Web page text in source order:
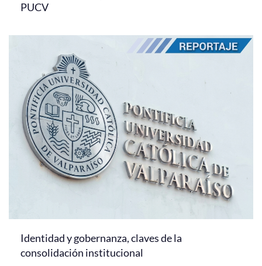
PUCV
Identidad y gobernanza, claves de la
consolidación institucional